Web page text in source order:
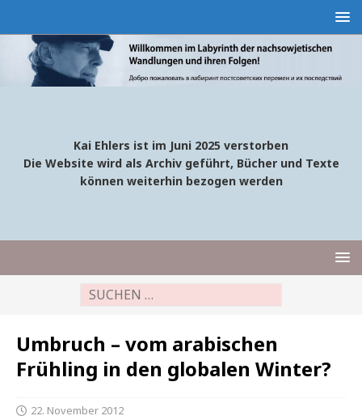
Kai Ehlers ist im Juni 2025 verstorben
Die Website wird als Archiv geführt, Bücher und Texte
können weiterhin bezogen werden
Umbruch – vom arabischen
Frühling in den globalen Winter?
22. November 2012